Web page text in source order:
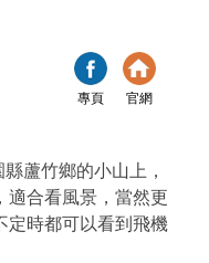
專頁 官網
蘆竹鄉的小山上，
適合看風景，當然更
定時都可以看到飛機